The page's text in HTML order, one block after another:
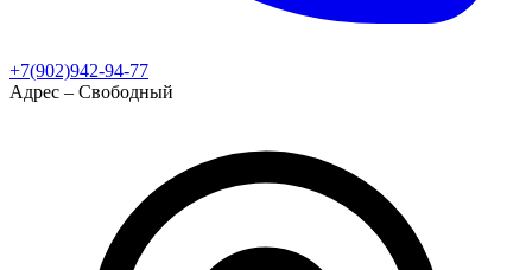
+7(902)942-94-77
Адрес – Свободный